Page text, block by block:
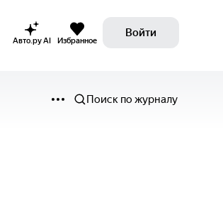
Авто.ру AI Избранное
Войти
Поиск по журналу